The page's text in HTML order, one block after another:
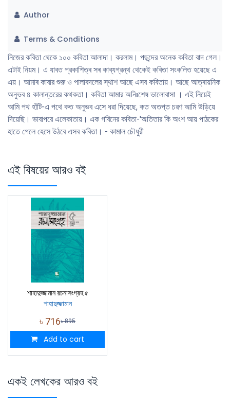
Author
Terms & Conditions
নিজের কবিতা থেকে ১০০ কবিতা আলাদা। করলাম। পছন্দের অনেক কবিতা বাদ গেল।
এটাই নিয়ম। এ যাবত প্রকাশিত্ৰ সৰ কাব্যগ্রন্থ থেকেই কবিতা সংকলিত হয়েছে এ
এয়। আমাৰ কাবার শুরু ও পালাবদলের স্থাশ আছে এসব কবিতায়। আছে আত্ৰায়নিক
অনুভব ৪ কালান্তরের কথকতা। কবিতা আমার অনিঃশেষ ভালােবাসা । এই নিয়েই
আমি পথ হাঁটি-এ পথে কত অনুভব এসে ধরা দিয়েছে, কত অতপ্ত চরণ আমি উড়িয়ে
দিয়েছি। ভাবাপরে এলেকাতায়। এক গবিনের কবিতা-'অতিতার কি অংশ আয় পাঠকের
হাতে পেলে হেসে উঠবে এসব কবিতা। - কামাল চৌধুরী
এই বিষয়ের আরও বই
শাহাদুজ্জামান রচনাসংগ্রহ ৫
শাহাদুজ্জামান
৳ 716৳895
Add to cart
একই লেখকের আরও বই